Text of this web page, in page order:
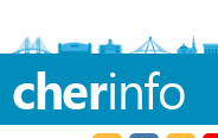
cherinfo